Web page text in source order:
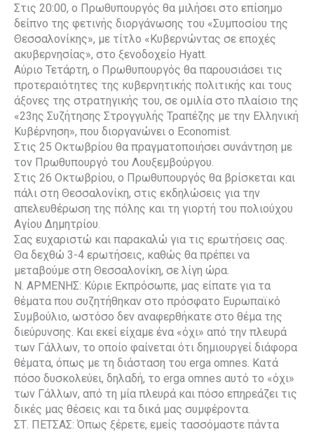
Στις 20:00, ο Πρωθυπουργός θα μιλήσει στο επίσημο
δείπνο της φετινής διοργάνωσης του «Συμποσίου της
Θεσσαλονίκης», με τίτλο «Κυβερνώντας σε εποχές
ακυβερνησίας», στο ξενοδοχείο Hyatt.
Αύριο Τετάρτη, ο Πρωθυπουργός θα παρουσιάσει τις
προτεραιότητες της κυβερνητικής πολιτικής και τους
άξονες της στρατηγικής του, σε ομιλία στο πλαίσιο της
«23ης Συζήτησης Στρογγυλής Τραπέζης με την Ελληνική
Κυβέρνηση», που διοργανώνει ο Economist.
Στις 25 Οκτωβρίου θα πραγματοποιήσει συνάντηση με
τον Πρωθυπουργό του Λουξεμβούργου.
Στις 26 Οκτωβρίου, ο Πρωθυπουργός θα βρίσκεται και
πάλι στη Θεσσαλονίκη, στις εκδηλώσεις για την
απελευθέρωση της πόλης και τη γιορτή του πολιούχου
Αγίου Δημητρίου.
Σας ευχαριστώ και παρακαλώ για τις ερωτήσεις σας.
Θα δεχθώ 3-4 ερωτήσεις, καθώς θα πρέπει να
μεταβούμε στη Θεσσαλονίκη, σε λίγη ώρα.
Ν. ΑΡΜΕΝΗΣ: Κύριε Εκπρόσωπε, μας είπατε για τα
θέματα που συζητήθηκαν στο πρόσφατο Ευρωπαϊκό
Συμβούλιο, ωστόσο δεν αναφερθήκατε στο θέμα της
διεύρυνσης. Και εκεί είχαμε ένα «όχι» από την πλευρά
των Γάλλων, το οποίο φαίνεται ότι δημιουργεί διάφορα
θέματα, όπως με τη διάσταση του erga omnes. Κατά
πόσο δυσκολεύει, δηλαδή, το erga omnes αυτό το «όχι»
των Γάλλων, από τη μία πλευρά και πόσο επηρεάζει τις
δικές μας θέσεις και τα δικά μας συμφέροντα.
ΣΤ. ΠΕΤΣΑΣ: Όπως ξέρετε, εμείς τασσόμαστε πάντα